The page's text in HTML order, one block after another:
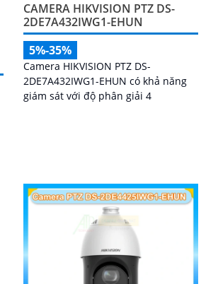
CAMERA HIKVISION PTZ DS-
2DE7A432IWG1-EHUN
5%-35%
Camera HIKVISION PTZ DS-
2DE7A432IWG1-EHUN có khả năng
giám sát với độ phân giải 4